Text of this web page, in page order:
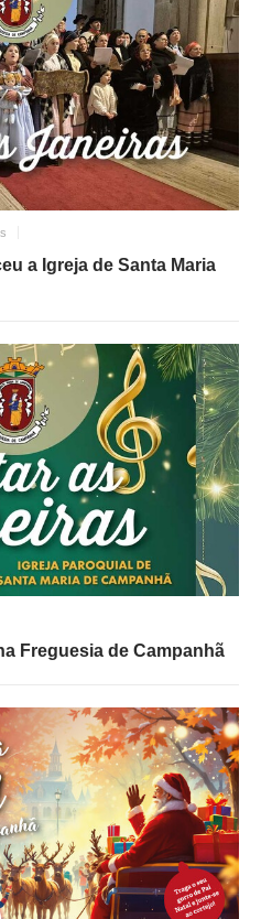
a Igreja de Santa Maria
Freguesia de Campanhã